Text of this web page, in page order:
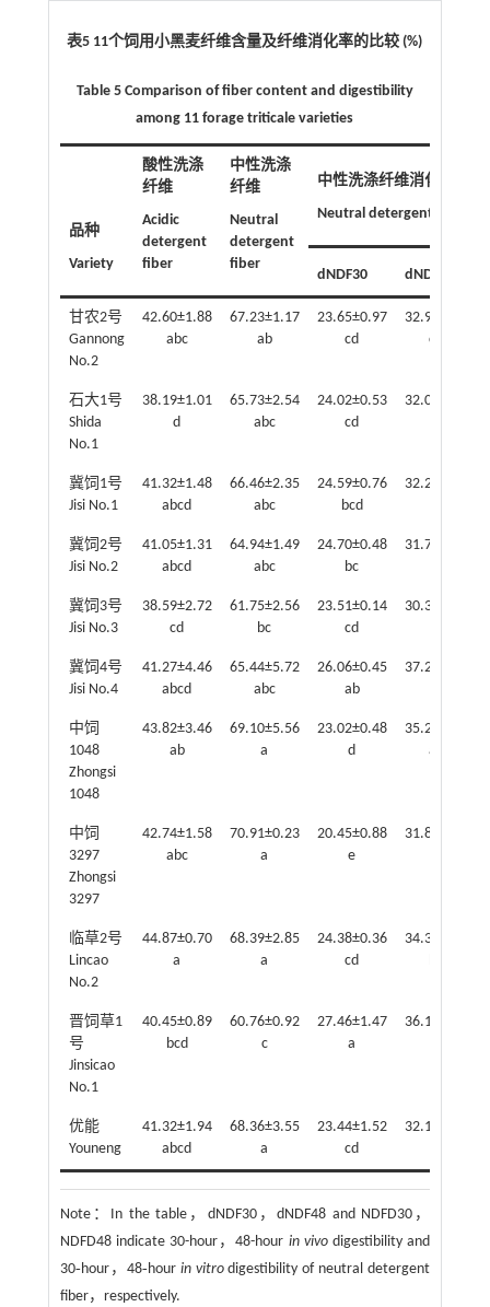
表5 11个饲用小黑麦纤维含量及纤维消化率的比较 (%)
Table 5 Comparison of fiber content and digestibility
among 11 forage triticale varieties
品种
Variety
酸性洗涤
纤维
Acidic
detergent
fiber
中性洗涤
纤维
Neutral
detergent
fiber
中性洗涤纤维消化率
Neutral detergent fiber
dNDF30 dNDF48
甘农2号
Gannong
No.2
42.60±1.88
abc
67.23±1.17
ab
23.65±0.97
cd
32.98±0.63
cde
石大1号
Shida
No.1
38.19±1.01
d
65.73±2.54
abc
24.02±0.53
cd
32.09±0.09
冀饲1号
Jisi No.1
41.32±1.48
abcd
66.46±2.35
abc
24.59±0.76
bcd
32.28±0.30
冀饲2号
Jisi No.2
41.05±1.31
abcd
64.94±1.49
abc
24.70±0.48
bc
31.74±0.64
冀饲3号
Jisi No.3
38.59±2.72
cd
61.75±2.56
bc
23.51±0.14
cd
30.38±0.62
冀饲4号
Jisi No.4
41.27±4.46
abcd
65.44±5.72
abc
26.06±0.45
ab
37.26±0.96
中饲
1048
Zhongsi
1048
43.82±3.46
ab
69.10±5.56
a
23.02±0.48
d
35.27±0.99
abc
中饲
3297
Zhongsi
3297
42.74±1.58
abc
70.91±0.23
a
20.45±0.88
e
31.86±1.91
临草2号
Lincao
No.2
44.87±0.70
a
68.39±2.85
a
24.38±0.36
cd
34.37±0.40
晋饲草1
号
Jinsicao
No.1
40.45±0.89
bcd
60.76±0.92
c
27.46±1.47
a
36.14±3.55
优能
Youneng
41.32±1.94
abcd
68.36±3.55
a
23.44±1.52
cd
32.13±2.63
Note： In the table，dNDF30，dNDF48 and NDFD30，
NDFD48 indicate 30-hour，48-hour in vivodigestibility and
30‐hour，48‐hour in vitrodigestibility of neutral detergent
fiber，respectively.